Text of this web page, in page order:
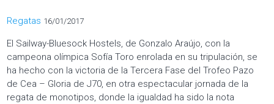
Categorías
Regatas 16/01/2017
El Sailway-Bluesock Hostels, de Gonzalo Araújo, con la
campeona olímpica Sofía Toro enrolada en su tripulación, se
ha hecho con la victoria de la Tercera Fase del Trofeo Pazo
de Cea – Gloria de J70, en otra espectacular jornada de la
regata de monotipos, donde la igualdad ha sido la nota